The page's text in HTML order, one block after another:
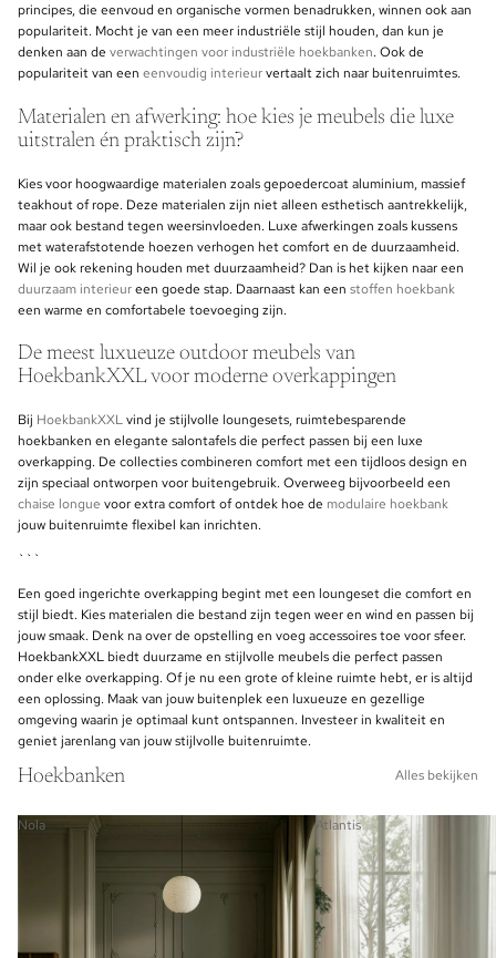
principes, die eenvoud en organische vormen benadrukken, winnen ook aan
populariteit. Mocht je van een meer industriële stijl houden, dan kun je
denken aan de verwachtingen voor industriële hoekbanken. Ook de
populariteit van een eenvoudig interieurvertaalt zich naar buitenruimtes.
Materialen en afwerking: hoe kies je meubels die luxe
uitstralen én praktisch zijn?
Kies voor hoogwaardige materialen zoals gepoedercoat aluminium, massief
teakhout of rope. Deze materialen zijn niet alleen esthetisch aantrekkelijk,
maar ook bestand tegen weersinvloeden. Luxe afwerkingen zoals kussens
met waterafstotende hoezen verhogen het comfort en de duurzaamheid.
Wil je ook rekening houden met duurzaamheid? Dan is het kijken naar een
duurzaam interieureen goede stap. Daarnaast kan een stoffen hoekbank
een warme en comfortabele toevoeging zijn.
De meest luxueuze outdoor meubels van
HoekbankXXL voor moderne overkappingen
Bij HoekbankXXLvind je stijlvolle loungesets, ruimtebesparende
hoekbanken en elegante salontafels die perfect passen bij een luxe
overkapping. De collecties combineren comfort met een tijdloos design en
zijn speciaal ontworpen voor buitengebruik. Overweeg bijvoorbeeld een
chaise longue voor extra comfort of ontdek hoe de modulaire hoekbank
jouw buitenruimte flexibel kan inrichten.
```
Een goed ingerichte overkapping begint met een loungeset die comfort en
stijl biedt. Kies materialen die bestand zijn tegen weer en wind en passen bij
jouw smaak. Denk na over de opstelling en voeg accessoires toe voor sfeer.
HoekbankXXL biedt duurzame en stijlvolle meubels die perfect passen
onder elke overkapping. Of je nu een grote of kleine ruimte hebt, er is altijd
een oplossing. Maak van jouw buitenplek een luxueuze en gezellige
omgeving waarin je optimaal kunt ontspannen. Investeer in kwaliteit en
geniet jarenlang van jouw stijlvolle buitenruimte.
Hoekbanken Alles bekijken
Nola Atlantis